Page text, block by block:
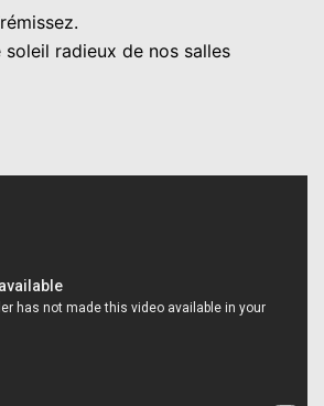
soleil radieux de nos salles